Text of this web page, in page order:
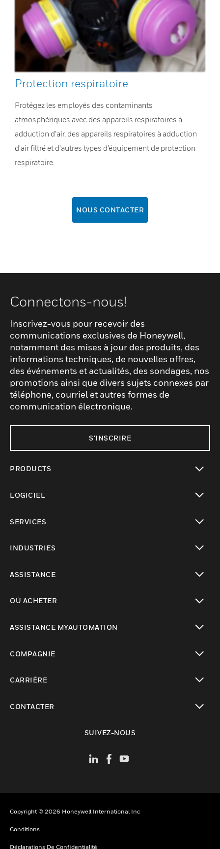
Protection respiratoire
Protégez les employés des contaminants
atmosphériques avec des appareils respiratoires à
adduction d’air, des appareils respiratoires à adduction
d’air filtré et d’autres types d’équipement de protection
respiratoire.
NOUS CONTACTER
Connectons-nous!
Inscrivez-vous pour recevoir des
communications exclusives de Honeywell,
notamment des mises à jour des produits, des
informations techniques, de nouvelles offres,
des événements et actualités, des sondages, nos
promotions ainsi que divers sujets connexes par
téléphone, courriel et autres formes de
communication électronique.
S'INSCRIRE
PRODUCTS
LOGICIEL
SERVICES
INDUSTRIES
ASSISTANCE
OÙ ACHETER
ASSISTANCE MYAUTOMATION
COMPAGNIE
CARRIÈRE
CONTACTER
SUIVEZ-NOUS
Copyright © 2026 Honeywell International Inc
Conditions
Déclarations De Confidentialité